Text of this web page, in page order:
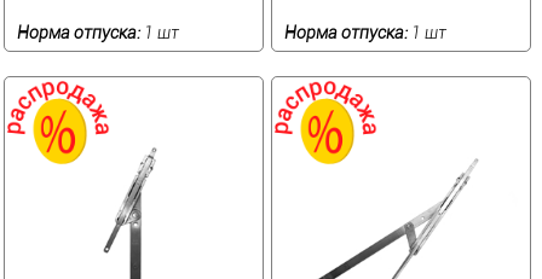
Норма отпуска: 1 шт Норма отпуска: 1 шт